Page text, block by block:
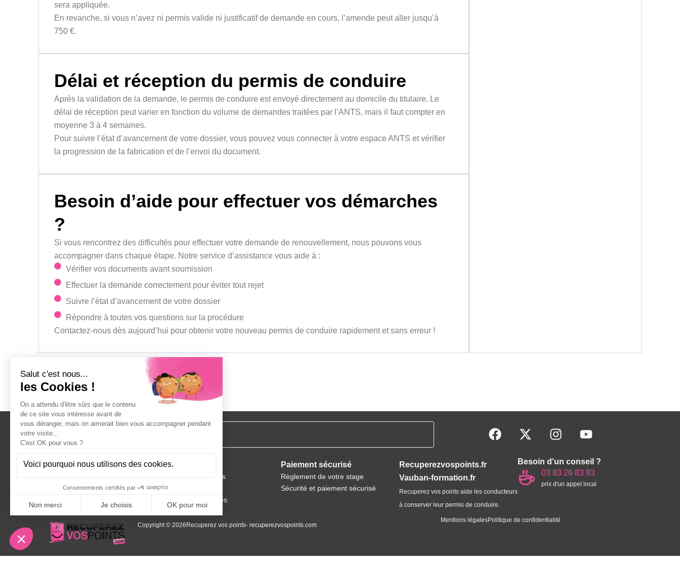
sera appliquée.
En revanche, si vous n’avez ni permis valide ni justificatif de demande en cours, l’amende peut aller jusqu’à
750 €.
Délai et réception du permis de conduire
Après la validation de la demande, le permis de conduire est envoyé directement au domicile du titulaire. Le
délai de réception peut varier en fonction du volume de demandes traitées par l’ANTS, mais il faut compter en
moyenne 3 à 4 semaines.
Pour suivre l’état d’avancement de votre dossier, vous pouvez vous connecter à votre espace ANTS et vérifier
la progression de la fabrication et de l’envoi du document.
Besoin d’aide pour effectuer vos démarches
?
Si vous rencontrez des difficultés pour effectuer votre demande de renouvellement, nous pouvons vous
accompagner dans chaque étape. Notre service d’assistance vous aide à :
Vérifier vos documents avant soumission
Effectuer la demande correctement pour éviter tout rejet
Suivre l’état d’avancement de votre dossier
Répondre à toutes vos questions sur la procédure
Contactez-nous dès aujourd’hui pour obtenir votre nouveau permis de conduire rapidement et sans erreur !
Questions sur la récupération
de points ?
Rechercher
F
a
o
o
k
X
-
w
i
e
I
n
t
a
g
a
Y
o
t
u
b
Inscription à un stage
Conditions générales d’inscription
Aide
Foire aux questions
Mon espace
Gestion des cookies
Paiement sécurisé
Règlement de votre stage
Sécurité et paiement sécurisé
Recuperezvospoints.fr
Vauban-formation.fr
Recuperez vos points aide les conducteurs
à conserver leur permis de conduire.
Besoin d'un conseil ?
03 83 26 83 83
prix d'un appel local
Copyright © 2026 Recuperez vos points-recuperezvospoints.com
Mentions légalesPolitique de confidentialité